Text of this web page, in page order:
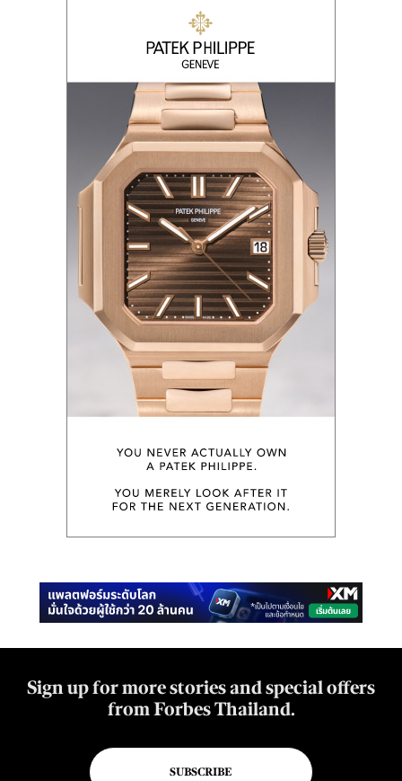
Sign up for more stories and special offers
from Forbes Thailand.
SUBSCRIBE